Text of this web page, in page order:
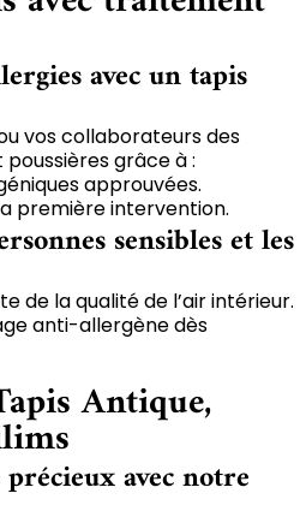
avec un tapis
vos collaborateurs des
grâce à :
approuvées.
première intervention.
sensibles et les
de la qualité de l’air intérieur.
anti-allergène dès
Antique,
avec notre